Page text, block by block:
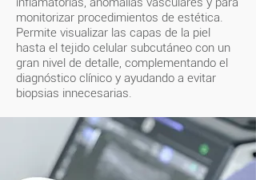
monitorizar procedimientos de estética.
Permite visualizar las capas de la piel
hasta el tejido celular subcutáneo con un
gran nivel de detalle, complementando el
diagnóstico clínico y ayudando a evitar
biopsias innecesarias.